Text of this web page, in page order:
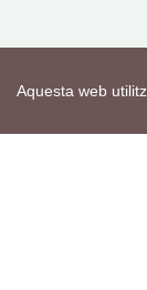
Aquesta web